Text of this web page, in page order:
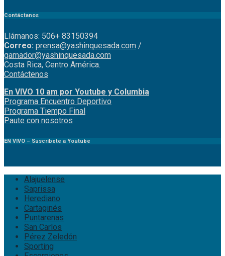
Contáctanos
Llámanos: 506+ 83150394
Correo: prensa@yashinquesada.com /
gamador@yashinquesada.com
Costa Rica, Centro América.
Contáctenos
En VIVO 10 am por Youtube y Columbia
Programa Encuentro Deportivo
Programa Tiempo Final
Paute con nosotros
EN VIVO – Suscríbete a Youtube
Alajuelense
Saprissa
Herediano
Cartaginés
Puntarenas
San Carlos
Pérez Zeledón
Sporting